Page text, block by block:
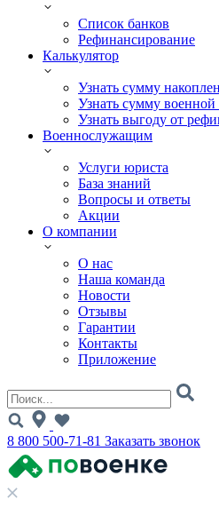
Список банков
Рефинансирование
Калькулятор
Узнать сумму
Узнать сумму военной
Узнать выгоду от
Военнослужащим
Услуги юриста
База знаний
Вопросы и ответы
Акции
О компании
О нас
Наша команда
Новости
Отзывы
Гарантии
Контакты
Приложение
8 800 500-71-81 Заказать звонок